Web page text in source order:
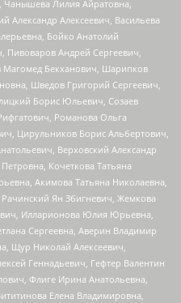
Лилия Айратовна,
Александр Алексеевич, Васильева
Бойко Анатолий
Пивоваров Андрей Сергеевич,
Магомед Бекханович, Шарипков
Шведов Григорий Сергеевич,
Борис Юльевич, Созаев
Романова Ольга
Цирульников Борис Альбертович,
Верховский Александр
Кочеткова Татьяна
Акимова Татьяна Николаевна,
Рачинский Ян Збигневич, Жемкова
Илларионова Юлия Юрьевна,
Сергеевна, Аверин Владимир
Щур Николай Алексеевич,
Геннадьевич, Гефтер Валентин
Флиге Ирина Анатольевна,
Елена Владимировна,